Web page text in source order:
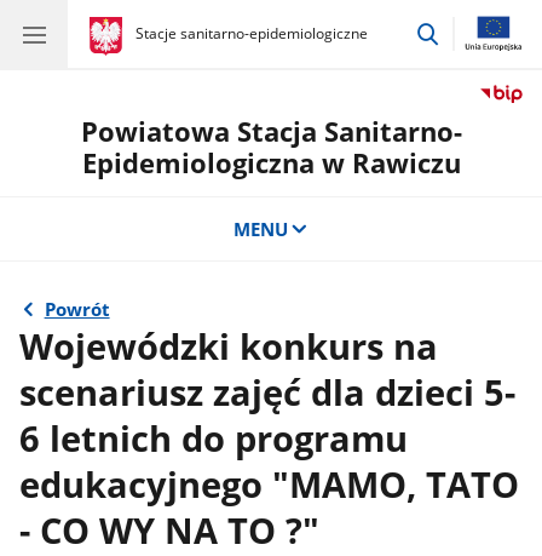
gov.pl
Stacje sanitarno-epidemiologiczne
gov.pl
Stacje
przejdź
Powiatowa Stacja Sanitarno-
Epidemiologiczna w Rawiczu
MENU
Powrót
Wojewódzki konkurs na
scenariusz zajęć dla dzieci 5-
6 letnich do programu
edukacyjnego "MAMO, TATO
- CO WY NA TO ?"